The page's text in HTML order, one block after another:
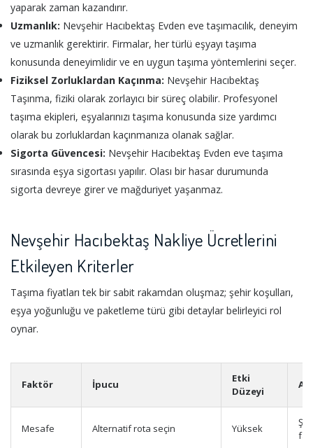
yaparak zaman kazandırır.
Uzmanlık: Nevşehir Hacıbektaş Evden eve taşımacılık, deneyim
ve uzmanlık gerektirir. Firmalar, her türlü eşyayı taşıma
konusunda deneyimlidir ve en uygun taşıma yöntemlerini seçer.
Fiziksel Zorluklardan Kaçınma: Nevşehir Hacıbektaş
Taşınma, fiziki olarak zorlayıcı bir süreç olabilir. Profesyonel
taşıma ekipleri, eşyalarınızı taşıma konusunda size yardımcı
olarak bu zorluklardan kaçınmanıza olanak sağlar.
Sigorta Güvencesi: Nevşehir Hacıbektaş Evden eve taşıma
sırasında eşya sigortası yapılır. Olası bir hasar durumunda
sigorta devreye girer ve mağduriyet yaşanmaz.
Nevşehir Hacıbektaş Nakliye Ücretlerini
Etkileyen Kriterler
Taşıma fiyatları tek bir sabit rakamdan oluşmaz; şehir koşulları,
eşya yoğunluğu ve paketleme türü gibi detaylar belirleyici rol
oynar.
Faktör İpucu
Etki
Düzeyi
Mesafe Alternatif rota seçin Yüksek